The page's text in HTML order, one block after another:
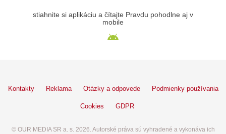
stiahnite si aplikáciu a čítajte Pravdu pohodlne aj v
mobile
Kontakty Reklama Otázky a odpovede Podmienky používania
Cookies GDPR
© OUR MEDIA SR a. s. 2026. Autorské práva sú vyhradené a vykonáva ich